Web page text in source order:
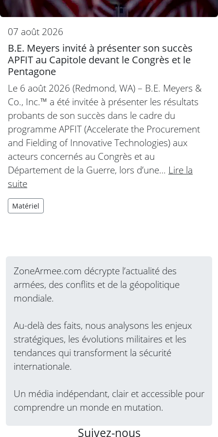
07 août 2026
B.E. Meyers invité à présenter son succès
APFIT au Capitole devant le Congrès et le
Pentagone
Le 6 août 2026 (Redmond, WA) – B.E. Meyers &
Co., Inc.™ a été invitée à présenter les résultats
probants de son succès dans le cadre du
programme APFIT (Accelerate the Procurement
and Fielding of Innovative Technologies) aux
acteurs concernés au Congrès et au
Département de la Guerre, lors d’une… Lire la
suite
Matériel
ZoneArmee.com décrypte l’actualité des
armées, des conflits et de la géopolitique
mondiale.
Au-delà des faits, nous analysons les enjeux
stratégiques, les évolutions militaires et les
tendances qui transforment la sécurité
internationale.
Un média indépendant, clair et accessible pour
comprendre un monde en mutation.
Suivez-nous